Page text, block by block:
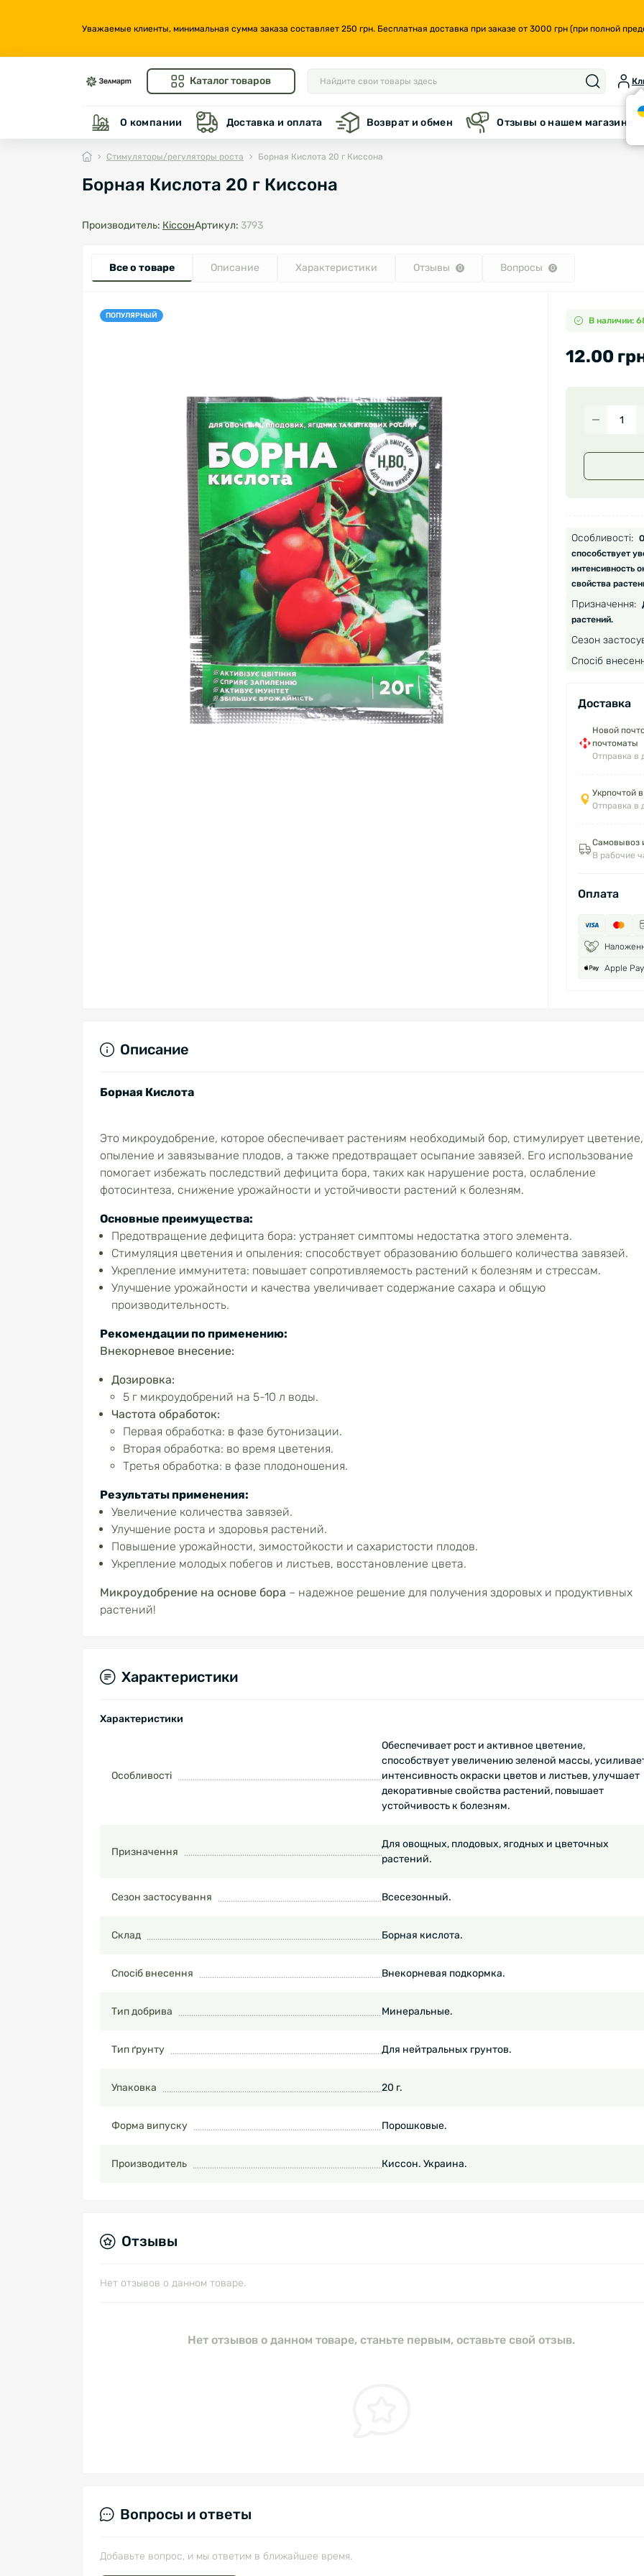
Уважаемые клиенты, минимальная сумма заказа составляет 250 грн. Бесплатная доставка при заказе от 3000 грн (при полной
Каталог товаров
О компании Доставка и оплата Возврат и обмен Отзывы о нашем магазине
Стимуляторы/регуляторы роста Борная Кислота 20 г Киссона
Борная Кислота 20 г Киссона
Производитель: КіссонАртикул: 3793
Все о товаре Описание Характеристики Отзывы 0 Вопросы 0
ПОПУЛЯРНЫЙ В наличии:
12.00
Особливості:
способствует
интенсивность
свойства
Призначення:
растений.
Сезон
Спосіб
Доставка
Новой
почтоматы
Отправка в
Укрпочтой
Отправка в
Самовывоз
В рабочие
Оплата
Apple Pay
Описание
Борная Кислота
Это микроудобрение, которое обеспечивает растениям необходимый бор, стимулирует цветение,
опыление и завязывание плодов, а также предотвращает осыпание завязей. Его использование
помогает избежать последствий дефицита бора, таких как нарушение роста, ослабление
фотосинтеза, снижение урожайности и устойчивости растений к болезням.
Основные преимущества:
Предотвращение дефицита бора: устраняет симптомы недостатка этого элемента.
Стимуляция цветения и опыления: способствует образованию большего количества завязей.
Укрепление иммунитета: повышает сопротивляемость растений к болезням и стрессам.
Улучшение урожайности и качества увеличивает содержание сахара и общую
производительность.
Рекомендации по применению:
Внекорневое внесение:
Дозировка:
5 г микроудобрений на 5-10 л воды.
Частота обработок:
Первая обработка: в фазе бутонизации.
Вторая обработка: во время цветения.
Третья обработка: в фазе плодоношения.
Результаты применения:
Увеличение количества завязей.
Улучшение роста и здоровья растений.
Повышение урожайности, зимостойкости и сахаристости плодов.
Укрепление молодых побегов и листьев, восстановление цвета.
Микроудобрение на основе бора – надежное решение для получения здоровых и продуктивных
растений!
Характеристики
Характеристики
Особливості
Обеспечивает рост и активное цветение,
способствует увеличению зеленой массы,
интенсивность окраски цветов и листьев, улучшает
декоративные свойства растений, повышает
устойчивость к болезням.
Призначення
Для овощных, плодовых, ягодных и цветочных
растений.
Сезон застосування Всесезонный.
Склад Борная кислота.
Спосіб внесення Внекорневая подкормка.
Тип добрива Минеральные.
Тип ґрунту Для нейтральных грунтов.
Упаковка 20 г.
Форма випуску Порошковые.
Производитель Киссон. Украина.
Отзывы
Нет отзывов о данном товаре.
Нет отзывов о данном товаре, станьте первым, оставьте свой отзыв.
Вопросы и ответы
Добавьте вопрос, и мы ответим в ближайшее время.